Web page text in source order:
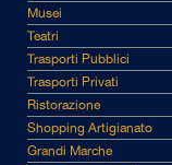
Musei
Teatri
Trasporti Pubblici
Trasporti Privati
Ristorazione
Shopping Artigianato
Grandi Marche